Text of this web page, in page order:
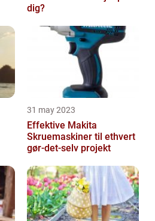
dig?
31 may 2023
Effektive Makita
Skruemaskiner til ethvert
gør-det-selv projekt